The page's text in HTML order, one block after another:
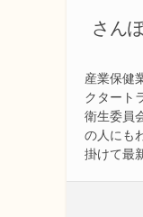
さん
産業保健
クタート
衛生委員
の人にも
掛けて最